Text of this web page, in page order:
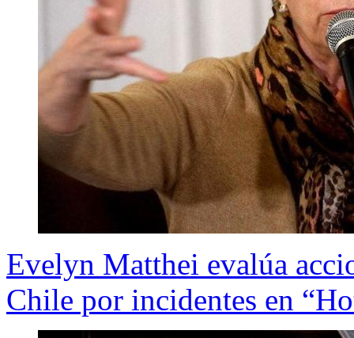
Evelyn Matthei evalúa
Chile por incidentes en